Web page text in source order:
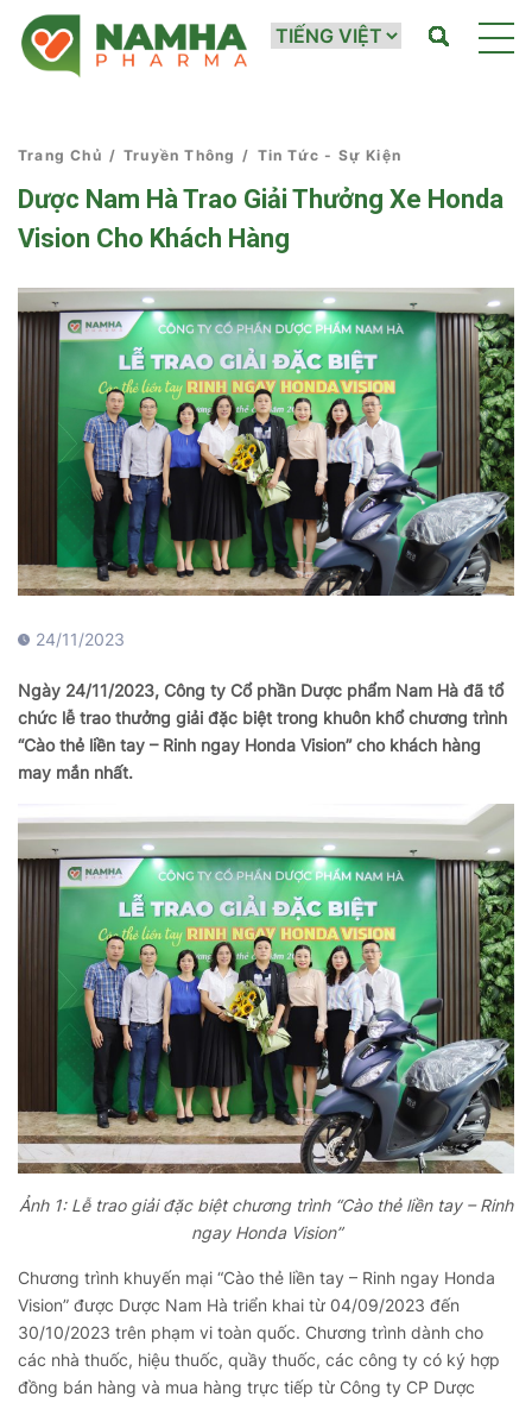
Trang Chủ / Truyền Thông / Tin Tức - Sự Kiện
Dược Nam Hà Trao Giải Thưởng Xe Honda
Vision Cho Khách Hàng
24/11/2023
Ngày 24/11/2023, Công ty Cổ phần Dược phẩm Nam Hà đã tổ
chức lễ trao thưởng giải đặc biệt trong khuôn khổ chương trình
“Cào thẻ liền tay – Rinh ngay Honda Vision” cho khách hàng
may mắn nhất.
Ảnh 1: Lễ trao giải đặc biệt chương trình “Cào thẻ liền tay – Rinh
ngay Honda Vision”
Chương trình khuyến mại “Cào thẻ liền tay – Rinh ngay Honda
Vision” được Dược Nam Hà triển khai từ 04/09/2023 đến
30/10/2023 trên phạm vi toàn quốc. Chương trình dành cho
các nhà thuốc, hiệu thuốc, quầy thuốc, các công ty có ký hợp
đồng bán hàng và mua hàng trực tiếp từ Công ty CP Dược